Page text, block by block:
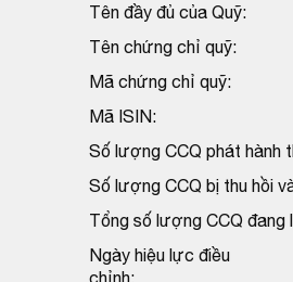
Tên đầy đủ của Quỹ:
Tên chứng chỉ quỹ:
Mã chứng chỉ quỹ:
Mã ISIN:
Số lượng CCQ phát hành
Số lượng CCQ bị thu hồi
Tổng số lượng CCQ đang
Ngày hiệu lực điều
chỉnh: